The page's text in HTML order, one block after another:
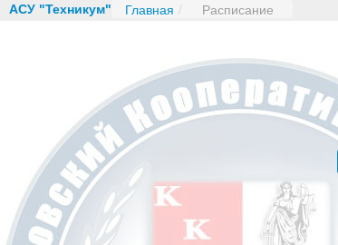
АСУ "Техникум" Главная / Расписание